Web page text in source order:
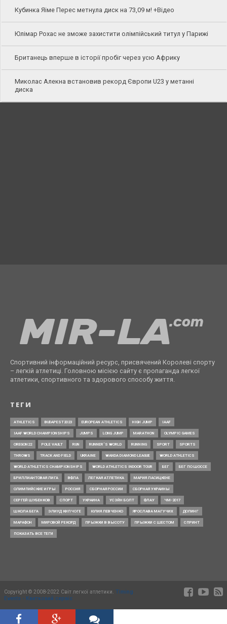
Кубинка Яіме Перес метнула диск на 73,09 м! +Відео
Юлімар Рохас не зможе захистити олімпійський титул у Парижі
Британець вперше в історії пробіг через усю Африку
Миколас Алекна встановив рекорд Європи U23 у метанні
диска
Спортивний інформаційний ресурс, присвячений Королеві спорту
– легкій атлетиці. Головною місією сайту є пропаганда легкої
атлетики, спортивного та здорового способу життя.
ТЕГИ
ATHLETICS BUDAPEST2023 EUROPEAN ATHLETICS HIGH JUMP IAAF
IAAF WORLD CHAMPIONSHIPS JUMPS LONG JUMP MARATHON OLYMPIC GAMES
OREGON22 POLE VAULT RUN RUNNER’S WORLD RUNNING SPORT SPORTS
THROWS TRACK AND FIELD UKRAINE WANDA DIAMOND LEAGUE WORLD ATHLETICS
WORLD ATHLETICS CHAMPIONSHIPS WORLD ATHLETICS INDOOR TOUR БЕГ БЕГ ПО ШОССЕ
БРИЛЛИАНТОВАЯ ЛИГА ВФЛА ЛЕГКАЯ АТЛЕТИКА МАРИЯ ЛАСИЦКЕНЕ
ОЛИМПИЙСКИЕ ИГРЫ РОССИЯ СБОРНАЯ РОССИИ СБОРНАЯ УКРАИНЫ
СЕРГЕЙ ШУБЕНКОВ СПОРТ УКРАИНА УСЭЙН БОЛТ ФЛАУ ЧМ-2017
ШКОЛА БЕГА ЭЛИУД КИПЧОГЕ ЮЛИЯ ЛЕВЧЕНКО ЯРОСЛАВА МАГУЧИХ ДОПИНГ
МАРАФОН МИРОВОЙ РЕКОРД ПРЫЖКИ В ВЫСОТУ ПРЫЖКИ С ШЕСТОМ СПРИНТ
ПОКАЗАТЬ ВСЕ ТЕГИ
Copyright © 2008-2022 Світ легкої атлетики. Timing
Events - Квитковий сервіс